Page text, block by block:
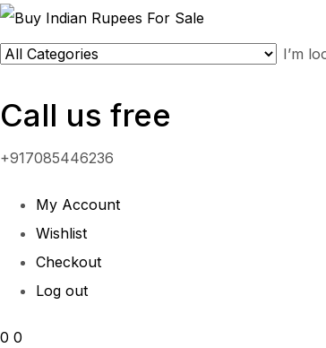
Call us free
+917085446236
My Account
Wishlist
Checkout
Log out
0 0